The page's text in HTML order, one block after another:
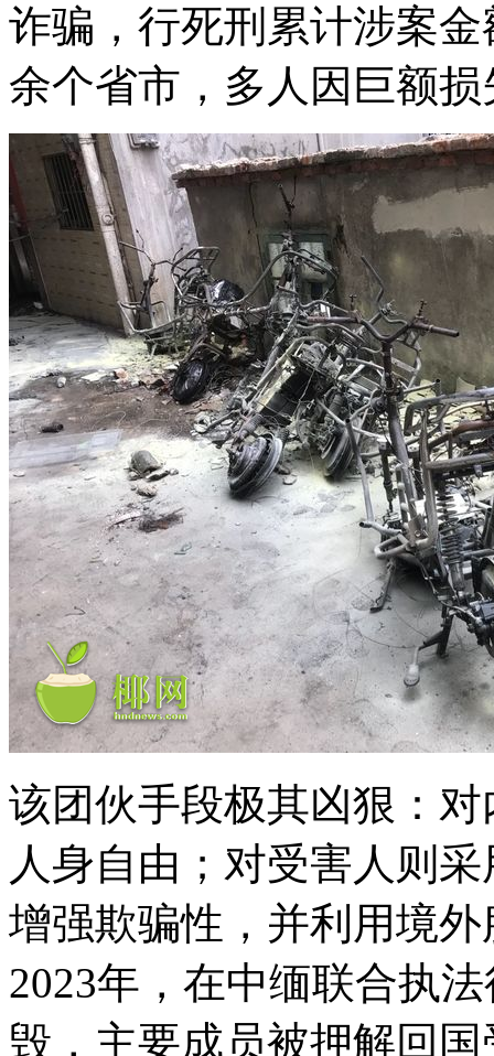
诈骗，行死刑累计涉案
余个省市，多人因巨额
该团伙手段极其凶狠：
人身自由；对受害人则
增强欺骗性，并利用境
2023年，在中缅联合执
毁，主要成员被押解回国